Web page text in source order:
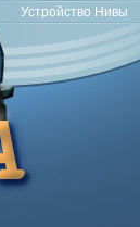
Устройство Нивы